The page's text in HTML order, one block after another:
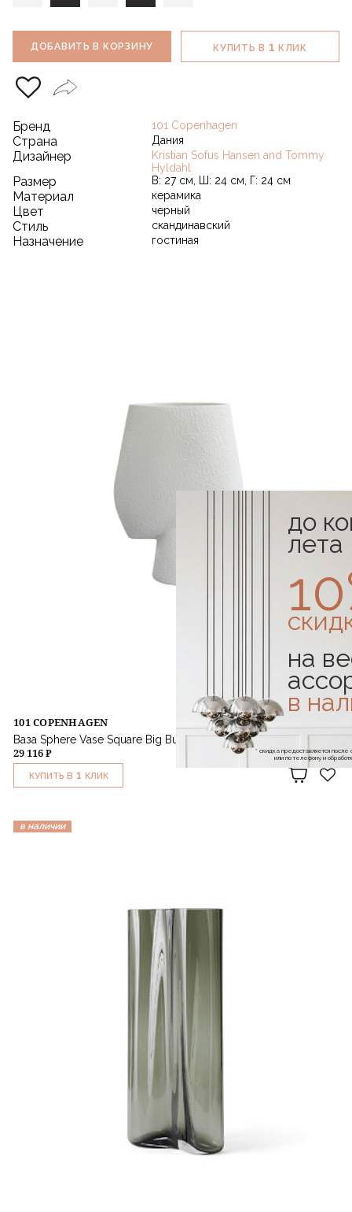
ДОБАВИТЬ В КОРЗИНУ КУПИТЬ В 1 КЛИК
Бренд 101 Copenhagen
Страна Дания
Дизайнер
Kristian Sofus Hansen and Tommy
Hyldahl
Размер В: 27 см, Ш: 24 см, Г: 24 см
Материал керамика
Цвет черный
Стиль скандинавский
Назначение гостиная
101 COPENHAGEN
Ваза Sphere Vase Square Big Bubble White
29 116 ₽
КУПИТЬ В 1 КЛИК
в наличии
до
лета
на
в
* скидка предоставляется
или по телефону и